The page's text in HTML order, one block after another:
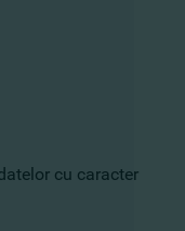
cu caracter